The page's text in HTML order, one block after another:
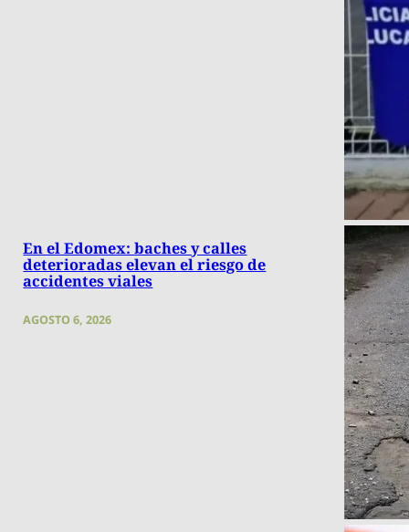
En el Edomex: baches y calles
deterioradas elevan el riesgo de
accidentes viales
AGOSTO 6, 2026